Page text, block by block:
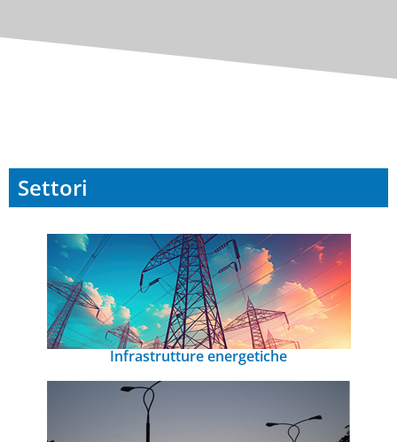
Settori
Infrastrutture energetiche